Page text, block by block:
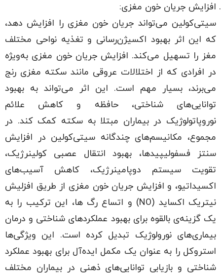
افزایش جریان خون مغزی:
سیتی‌کولین می‌تواند جریان خون مغزی را افزایش دهد،
که این اثر بهبود اکسیژن‌رسانی و تغذیه نواحی مختلف
مغز را تسهیل می‌کند. افزایش جریان خون مغزی به‌ویژه
در افرادی که از اختلالات عروقی مانند سکته مغزی رنج
می‌برند، بسیار مهم است. این اثر می‌تواند به بهبود
توانایی‌های شناختی، حافظه و کاهش علائم
نوروپاتولوژیک در بیماران مبتلا به سکته کمک کند. در
مجموع، مکانیسم‌های چندگانه سیتی‌کولین در افزایش
سنتز فسفولیپیدها، بهبود انتقال عصبی کولینرژیک،
تقویت سیستم دوپامینرژیک، کاهش آسیب‌های
اکسیداتیو، و افزایش جریان خون مغزی از طریق افزلیش
نیتریک اکساید (NO) و اتساع رگ ها، این ترکیب را به
یک گزینه‌ی بالقوه برای بهبود عملکردهای شناختی و درمان
بیماری‌های نورولوژیک تبدیل کرده است. این ویژگی‌ها
استروکل را به عنوان یک مکمل ایده‌آل برای بهبود عملکرد
شناختی و بازیابی توانایی‌های ذهنی در بیماران مختلف